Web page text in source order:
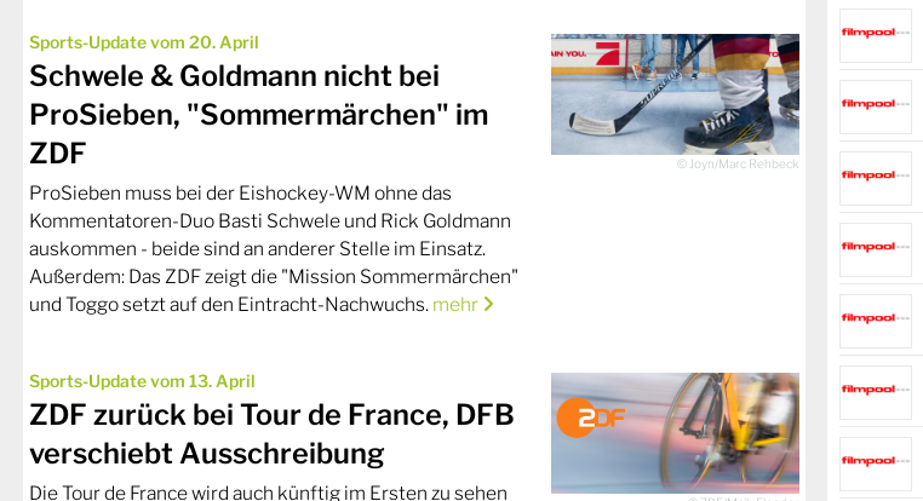
Sports-Update vom 20. April
Schwele & Goldmann nicht bei
ProSieben, "Sommermärchen" im
ZDF
ProSieben muss bei der Eishockey-WM ohne das
Kommentatoren-Duo Basti Schwele und Rick Goldmann
auskommen - beide sind an anderer Stelle im Einsatz.
Außerdem: Das ZDF zeigt die "Mission Sommermärchen"
und Toggo setzt auf den Eintracht-Nachwuchs. mehr
© Joyn/Marc Rehbeck
Sports-Update vom 13. April
ZDF zurück bei Tour de France, DFB
verschiebt Ausschreibung
Die Tour de France wird auch künftig im Ersten zu sehen